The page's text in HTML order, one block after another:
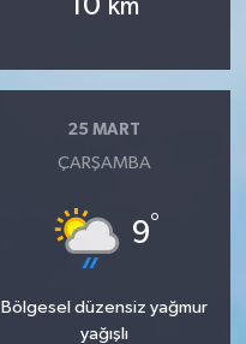
km
25 MART
ÇARŞAMBA
9°
Bölgesel düzensiz yağmur
yağışlı